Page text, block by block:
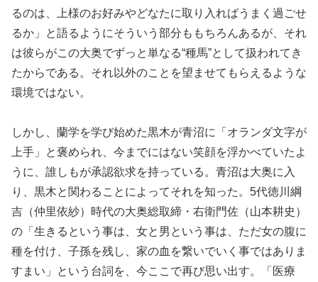
るのは、上様のお好みやどなたに取り入ればうまく過ごせ
るか」と語るようにそういう部分ももちろんあるが、それ
は彼らがこの大奥でずっと単なる“種馬”として扱われてき
たからである。それ以外のことを望ませてもらえるような
環境ではない。
しかし、蘭学を学び始めた黒木が青沼に「オランダ文字が
上手」と褒められ、今までにはない笑顔を浮かべていたよ
うに、誰しもが承認欲求を持っている。青沼は大奥に入
り、黒木と関わることによってそれを知った。5代徳川綱
吉（仲里依紗）時代の大奥総取締・右衛門佐（山本耕史）
の「生きるという事は、女と男という事は、ただ女の腹に
種を付け、子孫を残し、家の血を繋いでいく事ではありま
すまい」という台詞を、今ここで再び思い出す。「医療